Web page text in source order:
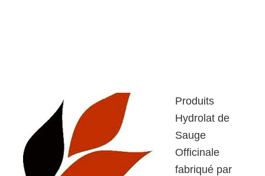
Produits
Hydrolat de
Sauge
Officinale
fabriqué par